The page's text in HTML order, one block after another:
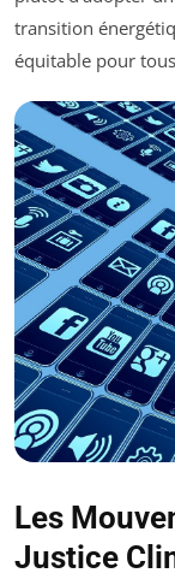
transition
équitable pour
Les
Justice